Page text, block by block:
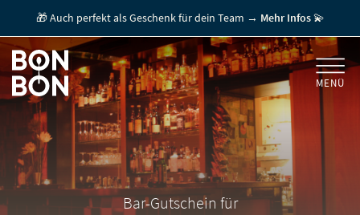
GUTSCHEIN EINLÖSEN
FÜR FIRMEN/ MITARBEITERGESCHENK
GESCHENKGUTSCHEINE
🎁 Auch perfekt als Geschenk für dein Team → Mehr Infos💫
MENÜ
Bar-Gutschein für